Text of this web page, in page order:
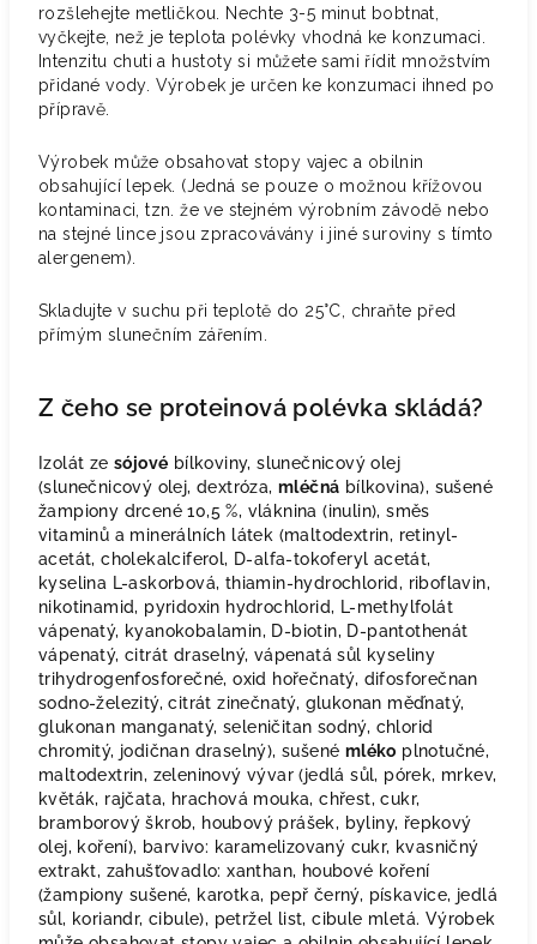
rozšlehejte metličkou. Nechte 3-5 minut bobtnat,
vyčkejte, než je teplota polévky vhodná ke konzumaci.
Intenzitu chuti a hustoty si můžete sami řídit množstvím
přidané vody. Výrobek je určen ke konzumaci ihned po
přípravě.
Výrobek může obsahovat stopy vajec a obilnin
obsahující lepek. (Jedná se pouze o možnou křížovou
kontaminaci, tzn. že ve stejném výrobním závodě nebo
na stejné lince jsou zpracovávány i jiné suroviny s tímto
alergenem).
Skladujte v suchu při teplotě do 25°C, chraňte před
přímým slunečním zářením.
Z čeho se proteinová polévka skládá?
Izolát ze sójové bílkoviny, slunečnicový olej
(slunečnicový olej, dextróza, mléčná bílkovina), sušené
žampiony drcené 10,5 %, vláknina (inulin), směs
vitaminů a minerálních látek (maltodextrin, retinyl-
acetát, cholekalciferol, D-alfa-tokoferyl acetát,
kyselina L-askorbová, thiamin-hydrochlorid, riboflavin,
nikotinamid, pyridoxin hydrochlorid, L-methylfolát
vápenatý, kyanokobalamin, D-biotin, D-pantothenát
vápenatý, citrát draselný, vápenatá sůl kyseliny
trihydrogenfosforečné, oxid hořečnatý, difosforečnan
sodno-železitý, citrát zinečnatý, glukonan měďnatý,
glukonan manganatý, seleničitan sodný, chlorid
chromitý, jodičnan draselný), sušené mléko plnotučné,
maltodextrin, zeleninový vývar (jedlá sůl, pórek, mrkev,
květák, rajčata, hrachová mouka, chřest, cukr,
bramborový škrob, houbový prášek, byliny, řepkový
olej, koření), barvivo: karamelizovaný cukr, kvasničný
extrakt, zahušťovadlo: xanthan, houbové koření
(žampiony sušené, karotka, pepř černý, pískavice, jedlá
sůl, koriandr, cibule), petržel list, cibule mletá. Výrobek